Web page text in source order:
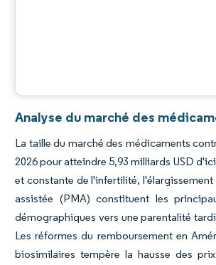
Analyse du marché des
La taille du marché des médicaments
2026 pour atteindre 5,93 milliards USD
et constante de l'infertilité,
assistée (PMA) constituent les
démographiques vers une parentalité
Les réformes du remboursement en
biosimilaires tempère la hausse des